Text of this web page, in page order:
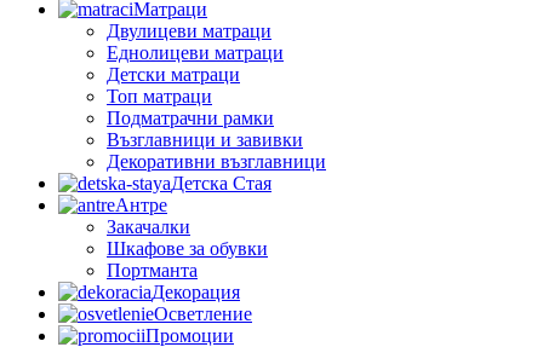
Матраци
Двулицеви матраци
Еднолицеви матраци
Детски матраци
Топ матраци
Подматрачни рамки
Възглавници и завивки
Декоративни възглавници
Детска Стая
Антре
Закачалки
Шкафове за обувки
Портманта
Декорация
Осветление
Промоции